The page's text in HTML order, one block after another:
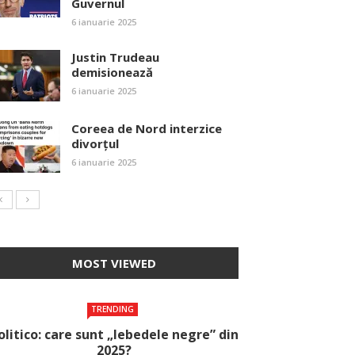
Guvernul
6 ianuarie 2025
Justin Trudeau
demisionează
6 ianuarie 2025
Coreea de Nord interzice
divorțul
6 ianuarie 2025
MOST VIEWED
TRENDING
care sunt „lebedele negre” din
2025?